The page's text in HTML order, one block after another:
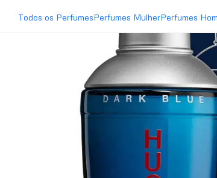
Todos os PerfumesPerfumes MulherPerfumes